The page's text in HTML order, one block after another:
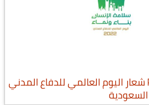
بدقة عالية PDF شعار اليوم العالمي للدفاع المدني